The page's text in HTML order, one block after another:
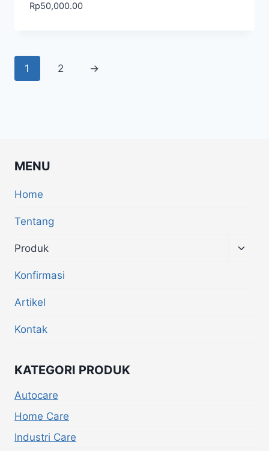
Rp50,000.00
1 2 →
MENU
Home
Tentang
Produk
Konfirmasi
Artikel
Kontak
KATEGORI PRODUK
Autocare
Home Care
Industri Care